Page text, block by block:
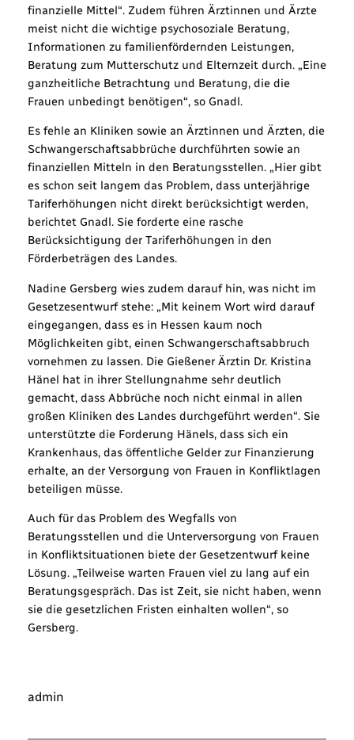
finanzielle Mittel“. Zudem führen Ärztinnen und Ärzte
meist nicht die wichtige psychosoziale Beratung,
Informationen zu familienfördernden Leistungen,
Beratung zum Mutterschutz und Elternzeit durch. „Eine
ganzheitliche Betrachtung und Beratung, die die
Frauen unbedingt benötigen“, so Gnadl.
Es fehle an Kliniken sowie an Ärztinnen und Ärzten, die
Schwangerschaftsabbrüche durchführten sowie an
finanziellen Mitteln in den Beratungsstellen. „Hier gibt
es schon seit langem das Problem, dass unterjährige
Tariferhöhungen nicht direkt berücksichtigt werden,
berichtet Gnadl. Sie forderte eine rasche
Berücksichtigung der Tariferhöhungen in den
Förderbeträgen des Landes.
Nadine Gersberg wies zudem darauf hin, was nicht im
Gesetzesentwurf stehe: „Mit keinem Wort wird darauf
eingegangen, dass es in Hessen kaum noch
Möglichkeiten gibt, einen Schwangerschaftsabbruch
vornehmen zu lassen. Die Gießener Ärztin Dr. Kristina
Hänel hat in ihrer Stellungnahme sehr deutlich
gemacht, dass Abbrüche noch nicht einmal in allen
großen Kliniken des Landes durchgeführt werden“. Sie
unterstützte die Forderung Hänels, dass sich ein
Krankenhaus, das öffentliche Gelder zur Finanzierung
erhalte, an der Versorgung von Frauen in Konfliktlagen
beteiligen müsse.
Auch für das Problem des Wegfalls von
Beratungsstellen und die Unterversorgung von Frauen
in Konfliktsituationen biete der Gesetzentwurf keine
Lösung. „Teilweise warten Frauen viel zu lang auf ein
Beratungsgespräch. Das ist Zeit, sie nicht haben, wenn
sie die gesetzlichen Fristen einhalten wollen“, so
Gersberg.
admin